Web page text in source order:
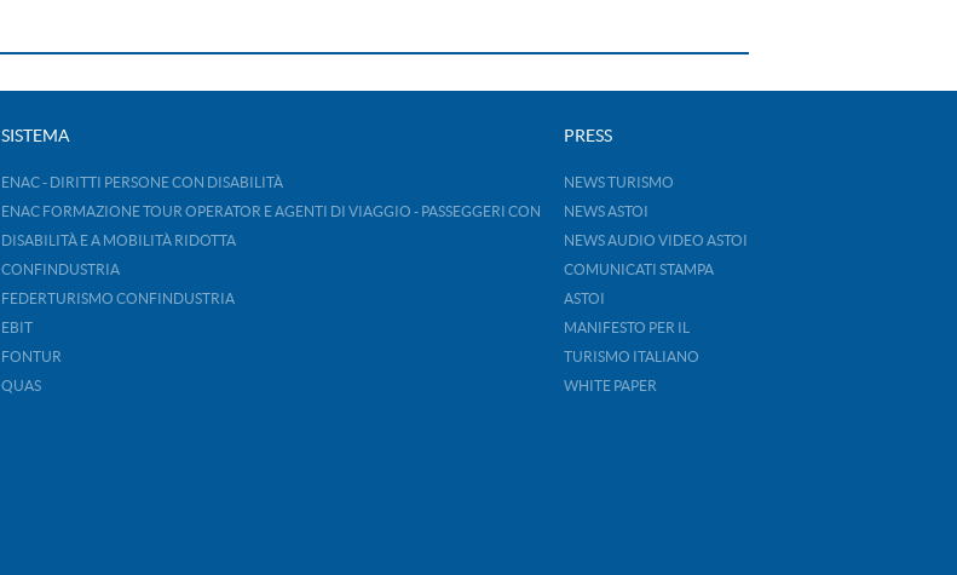
SISTEMA
ENAC - DIRITTI PERSONE CON DISABILITÀ
ENAC FORMAZIONE TOUR OPERATOR E AGENTI DI VIAGGIO - PASSEGGERI CON
DISABILITÀ E A MOBILITÀ RIDOTTA
CONFINDUSTRIA
FEDERTURISMO CONFINDUSTRIA
EBIT
FONTUR
QUAS
PRESS
NEWS TURISMO
NEWS ASTOI
NEWS AUDIO VIDEO ASTOI
COMUNICATI STAMPA
ASTOI
MANIFESTO PER IL
TURISMO ITALIANO
WHITE PAPER